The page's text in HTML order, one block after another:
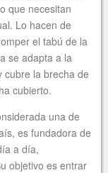
que necesitan
Lo hacen de
el tabú de la
se adapta a la
cubre la brecha de
cubierto.
una de
es fundadora de
a día,
objetivo es entrar